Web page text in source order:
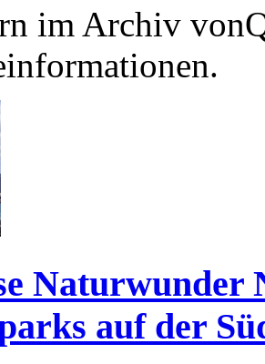
im Archiv
Naturwunder
auf der